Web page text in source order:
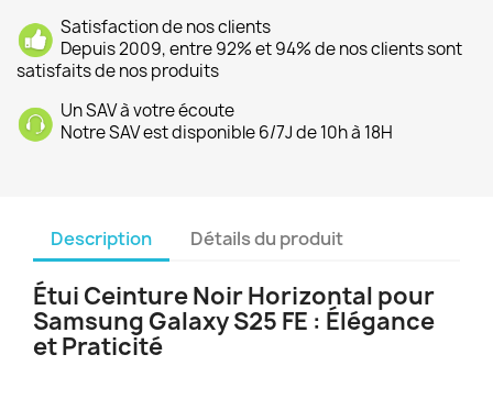
Satisfaction de nos clients
Depuis 2009, entre 92% et 94% de nos clients sont
satisfaits de nos produits
Un SAV à votre écoute
Notre SAV est disponible 6/7J de 10h à 18H
Description Détails du produit
Étui Ceinture Noir Horizontal pour
Samsung Galaxy S25 FE : Élégance
et Praticité